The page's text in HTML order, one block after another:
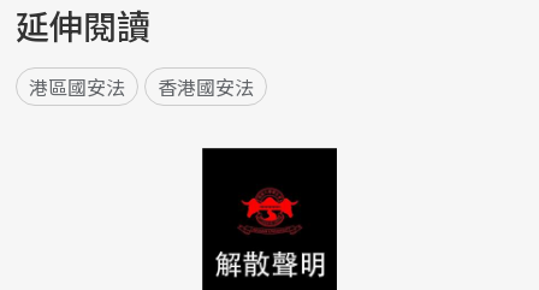
延伸閱讀
港區國安法 香港國安法